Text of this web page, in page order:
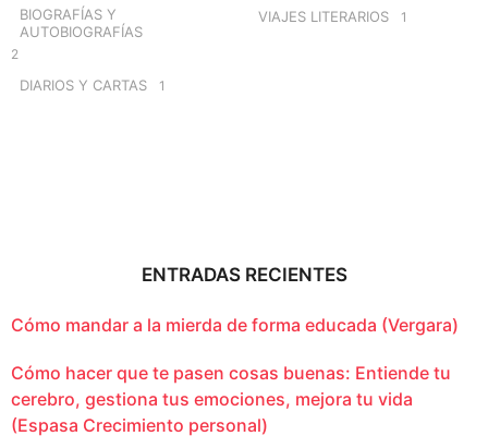
BIOGRAFÍAS Y
AUTOBIOGRAFÍAS
2
DIARIOS Y CARTAS 1
VIAJES LITERARIOS 1
ENTRADAS RECIENTES
Cómo mandar a la mierda de forma educada (Vergara)
Cómo hacer que te pasen cosas buenas: Entiende tu
cerebro, gestiona tus emociones, mejora tu vida
(Espasa Crecimiento personal)